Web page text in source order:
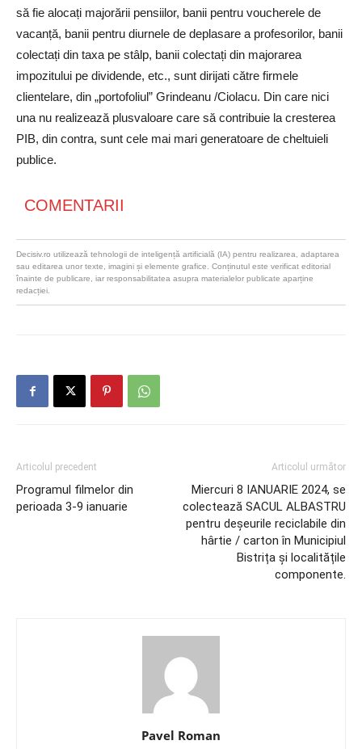
să fie alocați majorării pensiilor, banii pentru voucherele de
vacanță, banii pentru diurnele de deplasare a profesorilor, banii
colectați din taxa pe stâlp, banii colectați din majorarea
impozitului pe dividende, etc., sunt dirijati către firmele
clientelare, din „portofoliul” Grindeanu /Ciolacu. Din care nici
una nu realizează plusvaloare care să contribuie la cresterea
PIB, din contra, sunt cele mai mari generatoare de cheltuieli
publice.
COMENTARII
Decisiv.ro utilizează tehnologii de inteligență artificială (IA) pentru realizarea, adaptarea
sau editarea unor texte, imagini și elemente grafice. Conținutul este verificat editorial
înainte de publicare, iar responsabilitatea asupra materialelor publicate aparține
redacției.
Articolul precedent
Programul filmelor din
perioada 3-9 ianuarie
Articolul următor
Miercuri 8 IANUARIE 2024, se
colectează SACUL ALBASTRU
pentru deșeurile reciclabile din
hârtie / carton în Municipiul
Bistrița și localitățile
componente.
Pavel Roman